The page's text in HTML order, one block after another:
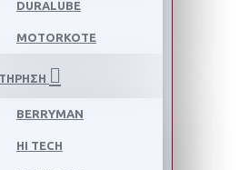
DURALUBE
MOTORKOTE
BERRYMAN
HI TECH